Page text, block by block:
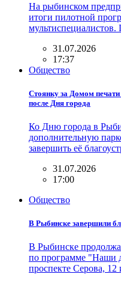
На рыбинском
итоги пилотной
31.07.2026
17:37
Общество
Стоянку за Домом
после Дня города
Ко Дню города в
дополнительную
завершить её
31.07.2026
17:00
Общество
В Рыбинске завершили
В Рыбинске
по программе "Наши
проспекте Серова,